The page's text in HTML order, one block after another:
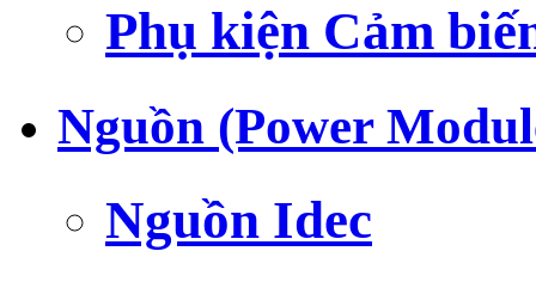
Phụ kiện Cảm
Nguồn (Power
Nguồn Idec